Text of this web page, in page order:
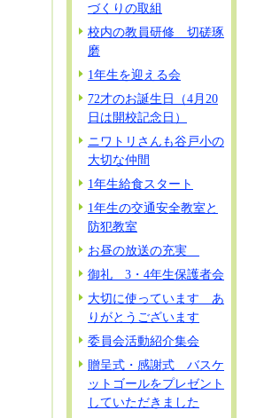
づくりの取組
校内の教員研修 切磋琢
磨
1年生を迎える会
72才のお誕生日（4月20
日は開校記念日）
ニワトリさんも谷戸小の
大切な仲間
1年生給食スタート
1年生の交通安全教室と
防犯教室
お昼の放送の充実
御礼 3・4年生保護者会
大切に使っています あ
りがとうございます
委員会活動紹介集会
贈呈式・感謝式 バスケ
ットゴールをプレゼント
していただきました